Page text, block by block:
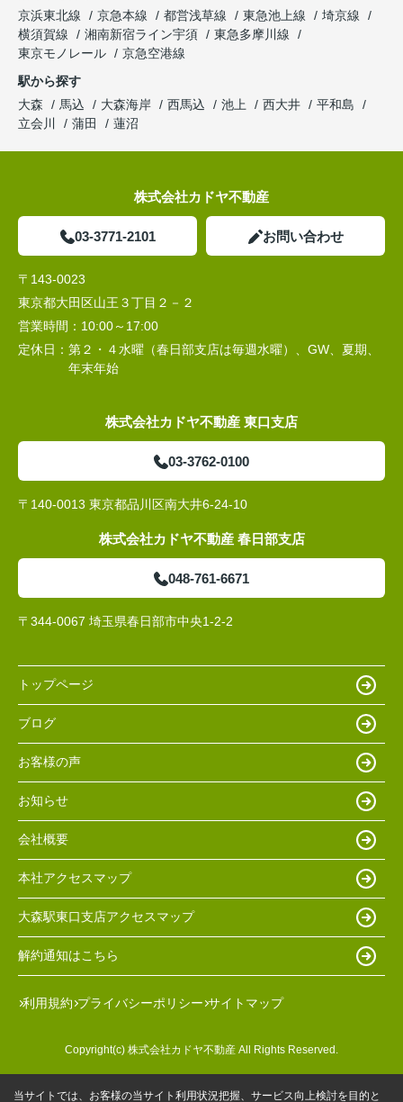
京浜東北線
京急本線 都営浅草線 東急池上線
埼京線
横須賀線
湘南新宿ライン宇須
東急多摩川線
東京モノレール
京急空港線
駅から探す
大森
馬込 大森海岸 西馬込 池上 西大井
平和島
立会川
蒲田 蓮沼
株式会社カドヤ不動産
03-3771-2101 お問い合わせ
〒143-0023
東京都大田区山王３丁目２－２
営業時間： 10:00～17:00
定休日： 第２・４水曜（春日部支店は毎週水曜）、GW、夏期、
年末年始
株式会社カドヤ不動産 東口支店
03-3762-0100
〒140-0013 東京都品川区南大井6-24-10
株式会社カドヤ不動産 春日部支店
048-761-6671
〒344-0067 埼玉県春日部市中央1-2-2
トップページ
ブログ
お客様の声
お知らせ
会社概要
本社アクセスマップ
大森駅東口支店アクセスマップ
解約通知はこちら
利用規約 プライバシーポリシー サイトマップ
Copyright(c) 株式会社カドヤ不動産 All Rights Reserved.
当サイトでは、お客様の当サイト利用状況把握、サービス向上検討を目的と